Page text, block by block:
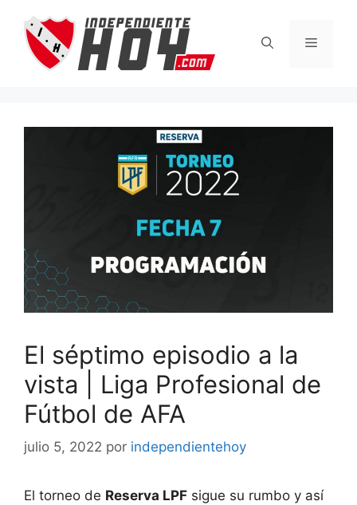
contenido
Menú
El séptimo episodio a la
vista | Liga Profesional de
Fútbol de AFA
julio 5, 2022 por independientehoy
El torneo de Reserva LPF sigue su rumbo y así